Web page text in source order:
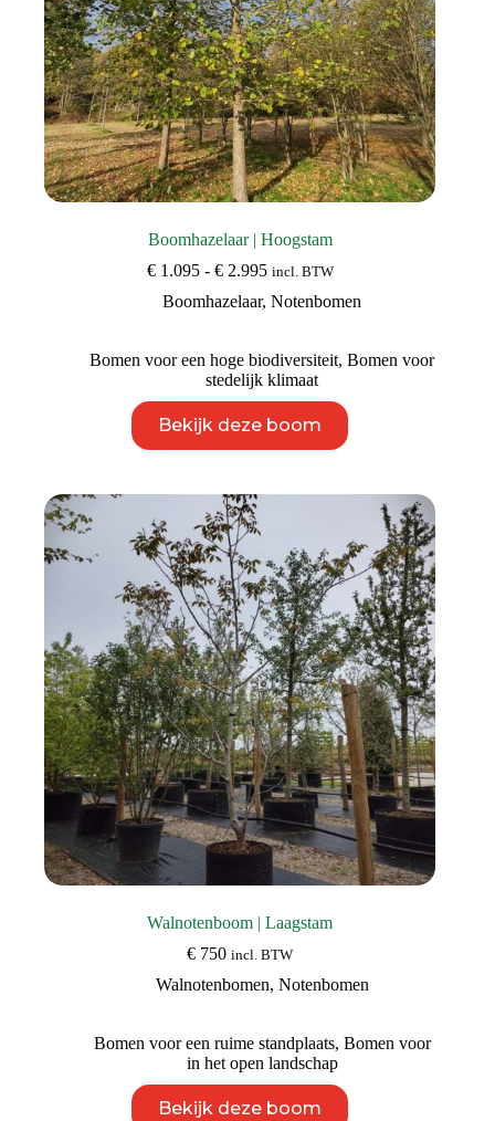
Boomhazelaar | Hoogstam
€1.095 - €2.995Prijsklasse:
tot
incl. BTW
Boomhazelaar,Notenbomen
Bomen voor een hoge biodiversiteit,Bomen voor
stedelijk klimaat
Bekijk deze boom
product
heeft
Deze
optie
kan
gekozen
worden
op
de
productpagina
Walnotenboom | Laagstam
€ 750 incl. BTW
Walnotenbomen, Notenbomen
Bomen voor een ruime standplaats, Bomen voor
in het open landschap
Bekijk deze boom
product